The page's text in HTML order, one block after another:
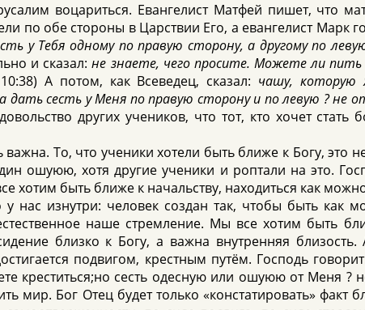
воцариться. Евангелист Матфей пишет, что
по обе стороны в Царствии Его, а евангелист Марк
у Тебя одному по правую сторону, а другому по
и сказал:не знаете, чего просите. Можете ли
А потом, как Всеведец, сказал: чашу, которую
сесть у Меня по правую сторону и по левую ? не
других учеников, что тот, кто хочет стать
То, что ученики хотели быть ближе к Богу, это
ошуюю, хотя другие ученики и роптали на это.
хотим быть ближе к начальству, находиться как
нас изнутри: человек создан так, чтобы быть как
наше стремление. Мы все хотим быть
близко к Богу, а важна внутренняя близость.
подвигом, крестным путём. Господь
креститься;но сесть одесную или ошуюю от Меня ?
мир. Бог Отец будет только «констатировать» факт